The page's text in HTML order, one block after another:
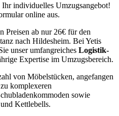
individuelles Umzugsangebot!
online aus.
Preisen ab nur 26€ für den
nach Hildesheim. Bei Yetis
unser umfangreiches Logistik-
Expertise im Umzugsbereich.
von Möbelstücken, angefangen
komplexeren
sowie
Kettlebells.